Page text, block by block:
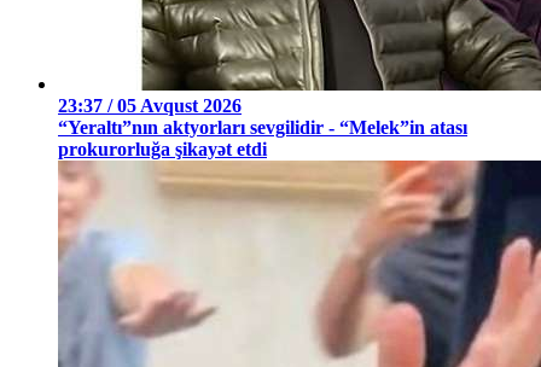
23:37 / 05 Avqust 2026
“Yeraltı”nın aktyorları sevgilidir - “Melek”in atası
prokurorluğa şikayət etdi